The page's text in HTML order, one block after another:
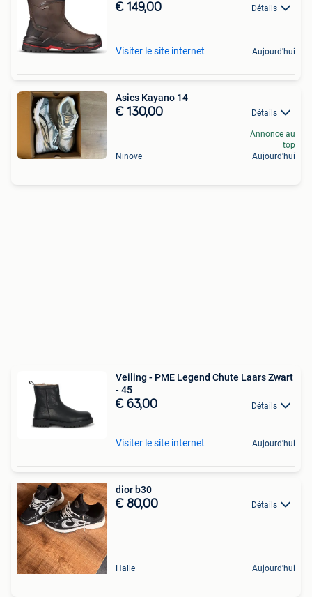
€ 149,00 Détails
Visiter le site internet Aujourd'hui
Asics Kayano 14
€ 130,00 Détails
Ninove
Annonce au
top
Aujourd'hui
Veiling - PME Legend Chute Laars Zwart
- 45
€ 63,00 Détails
Visiter le site internet Aujourd'hui
dior b30
€ 80,00 Détails
Halle Aujourd'hui